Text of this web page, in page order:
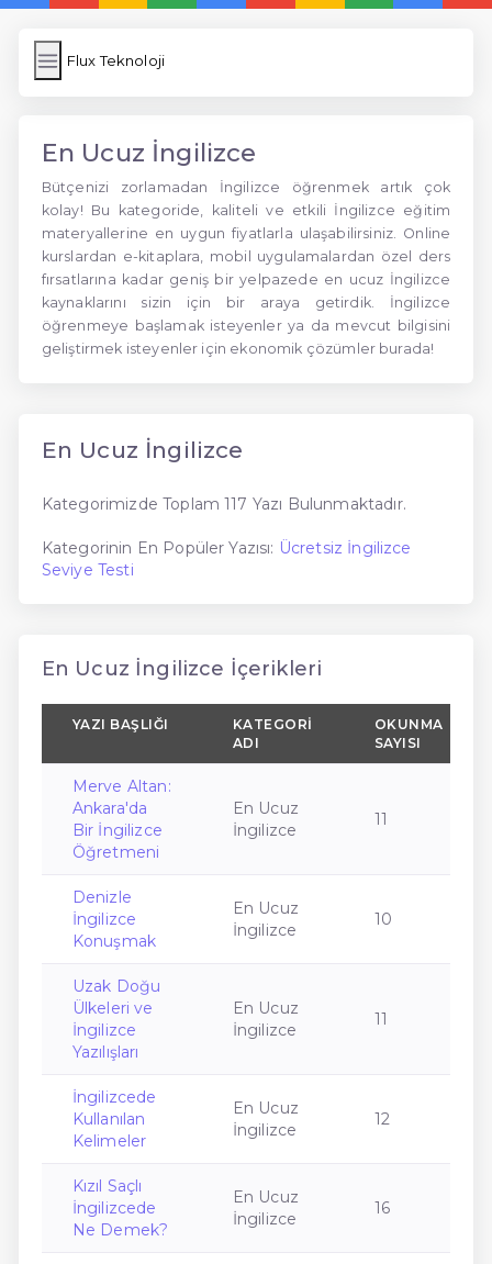
Flux Teknoloji
En Ucuz İngilizce
Bütçenizi zorlamadan İngilizce öğrenmek artık çok
kolay! Bu kategoride, kaliteli ve etkili İngilizce eğitim
materyallerine en uygun fiyatlarla ulaşabilirsiniz. Online
kurslardan e-kitaplara, mobil uygulamalardan özel ders
fırsatlarına kadar geniş bir yelpazede en ucuz İngilizce
kaynaklarını sizin için bir araya getirdik. İngilizce
öğrenmeye başlamak isteyenler ya da mevcut bilgisini
geliştirmek isteyenler için ekonomik çözümler burada!
En Ucuz İngilizce
Kategorimizde Toplam 117 Yazı Bulunmaktadır.
Kategorinin En Popüler Yazısı: Ücretsiz İngilizce
Seviye Testi
En Ucuz İngilizce İçerikleri
YAZI BAŞLIĞI
KATEGORI
ADI
OKUNMA
SAYISI
Merve Altan:
Ankara'da
Bir İngilizce
Öğretmeni
En Ucuz
İngilizce
11
Denizle
İngilizce
Konuşmak
En Ucuz
İngilizce
10
Uzak Doğu
Ülkeleri ve
İngilizce
Yazılışları
En Ucuz
İngilizce
11
İngilizcede
Kullanılan
Kelimeler
En Ucuz
İngilizce
12
Kızıl Saçlı
İngilizcede
Ne Demek?
En Ucuz
İngilizce
16